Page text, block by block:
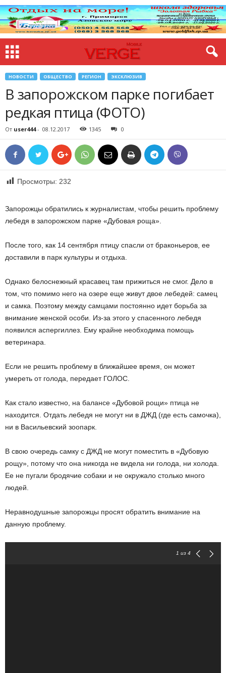
НОВОСТИ ОБЩЕСТВО РЕГИОН ЭКСКЛЮЗИВ
В запорожском парке погибает
редкая птица (ФОТО)
От user444- 08.12.2017 1345 0
Просмотры: 232
Запорожцы обратились к журналистам, чтобы решить проблему
лебедя в запорожском парке «Дубовая роща».
После того, как 14 сентября птицу спасли от браконьеров, ее
доставили в парк культуры и отдыха.
Однако белоснежный красавец там прижиться не смог. Дело в
том, что помимо него на озере еще живут двое лебедей: самец
и самка. Поэтому между самцами постоянно идет борьба за
внимание женской особи. Из-за этого у спасенного лебедя
появился аспергиллез. Ему крайне необходима помощь
ветеринара.
Если не решить проблему в ближайшее время, он может
умереть от голода, передает ГОЛОС.
Как стало известно, на балансе «Дубовой рощи» птица не
находится. Отдать лебедя не могут ни в ДЖД (где есть самочка),
ни в Васильевский зоопарк.
В свою очередь самку с ДЖД не могут поместить в «Дубовую
рощу», потому что она никогда не видела ни голода, ни холода.
Ее не пугали бродячие собаки и не окружало столько много
людей.
Неравнодушные запорожцы просят обратить внимание на
данную проблему.
1 из 4